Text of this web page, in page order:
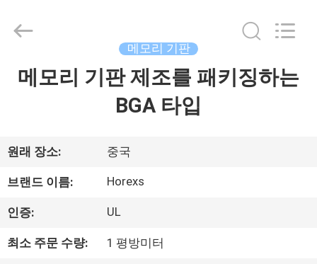
집
품
우
리
HongRuiXing
(Hubei)
Rights
Reserved.
메모리 기판
메모리 기판 제조를 패키징하는
BGA 타입
원래 장소: 중국
브랜드 이름: Horexs
인증: UL
최소 주문 수량: 1 평방미터